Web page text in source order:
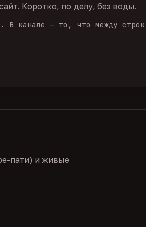
Коротко, по делу, без воды.
В канале — то, что между
пати) и живые